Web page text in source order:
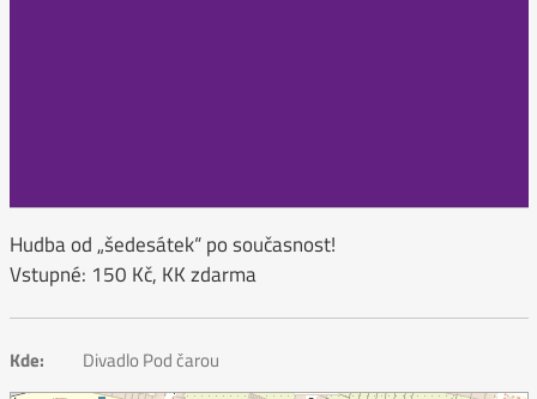
Hudba od „šedesátek“ po současnost!
Vstupné: 150 Kč, KK zdarma
Kde: Divadlo Pod čarou